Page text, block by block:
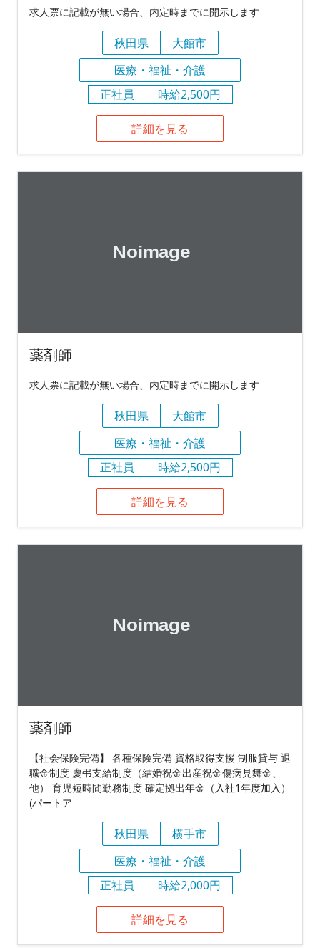
求人票に記載が無い場合、内定時までに開示します
秋田県
大館市
医療・福祉・介護
正社員
時給2,500円
詳細を見る
薬剤師
求人票に記載が無い場合、内定時までに開示します
秋田県
大館市
医療・福祉・介護
正社員
時給2,500円
詳細を見る
薬剤師
【社会保険完備】 各種保険完備 資格取得支援 制服貸与 退
職金制度 慶弔支給制度（結婚祝金出産祝金傷病見舞金、
他） 育児短時間勤務制度 確定拠出年金（入社1年度加入）
(パートア
秋田県
横手市
医療・福祉・介護
正社員
時給2,000円
詳細を見る